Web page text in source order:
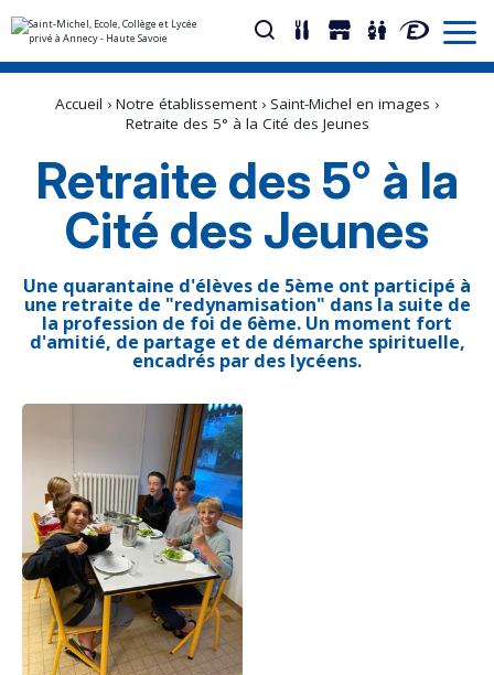
Aller
navigation
Outils
Accueil › Notre établissement › Saint-Michel en images ›
Retraite des 5° à la Cité des Jeunes
Retraite des 5° à la
Cité des Jeunes
Une quarantaine d'élèves de 5ème ont participé à
une retraite de "redynamisation" dans la suite de
la profession de foi de 6ème. Un moment fort
d'amitié, de partage et de démarche spirituelle,
encadrés par des lycéens.